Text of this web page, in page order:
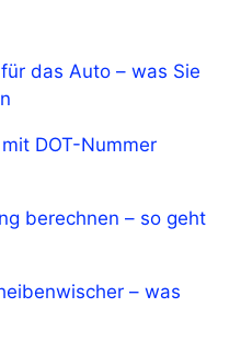
das Auto – was Sie
DOT-Nummer
berechnen – so geht
– was